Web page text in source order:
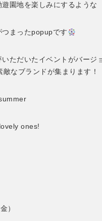
遊園地を楽しみにするような
つまったpopupです
いただいたイベントがバージ
敵なブランドが集まります！
ones!
）